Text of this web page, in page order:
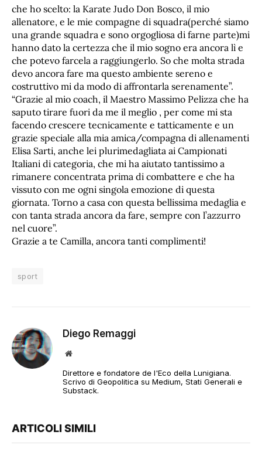
che ho scelto: la Karate Judo Don Bosco, il mio
allenatore, e le mie compagne di squadra(perché siamo
una grande squadra e sono orgogliosa di farne parte)mi
hanno dato la certezza che il mio sogno era ancora lì e
che potevo farcela a raggiungerlo. So che molta strada
devo ancora fare ma questo ambiente sereno e
costruttivo mi da modo di affrontarla serenamente”.
“Grazie al mio coach, il Maestro Massimo Pelizza che ha
saputo tirare fuori da me il meglio , per come mi sta
facendo crescere tecnicamente e tatticamente e un
grazie speciale alla mia amica/compagna di allenamenti
Elisa Sarti, anche lei plurimedagliata ai Campionati
Italiani di categoria, che mi ha aiutato tantissimo a
rimanere concentrata prima di combattere e che ha
vissuto con me ogni singola emozione di questa
giornata. Torno a casa con questa bellissima medaglia e
con tanta strada ancora da fare, sempre con l’azzurro
nel cuore”.
Grazie a te Camilla, ancora tanti complimenti!
sport
Diego Remaggi
Sito
Direttore e fondatore de l'Eco della Lunigiana.
Scrivo di Geopolitica su Medium, Stati Generali e
Substack.
ARTICOLI SIMILI